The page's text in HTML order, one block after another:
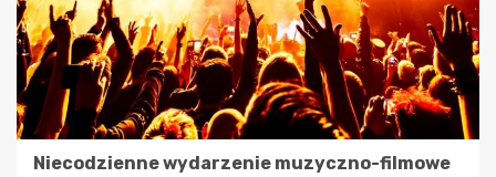
Niecodzienne wydarzenie muzyczno-filmowe